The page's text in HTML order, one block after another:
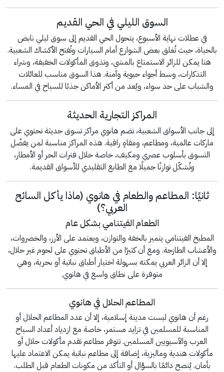
السوق الليلي في الحي القديم
في عطلات نهاية الأسبوع، يتحول الحي القديم إلى سوق ليلي نابض
بالحياة، حيث تُغلق بعض الشوارع أمام السيارات وتُفتح الأكشاك الشعبية.
هنا يمكن للزائر الاستمتاع بالمشي، وتذوق المأكولات الخفيفة، وشراء
التذكارات، وسط أجواء حيوية وآمنة. هذا السوق مناسب للعائلات
والشباب على حد سواء، ويُعد من أكثر الأماكن جذبًا للسياح في المساء.
المراكز التجارية الحديثة
إلى جانب الأسواق الشعبية، تضم هانوي مراكز تسوق حديثة تحتوي على
ماركات عالمية، ومطاعم، ومقاهٍ راقية. هذه المراكز مناسبة لمن يفضّل
التسوق بأسلوب عصري ومكيف، خاصة خلال فترات الحر أو الأمطار،
وتُشكّل توازنًا جميلًا مع الطابع التقليدي للأسواق القديمة.
ثانيًا: المطاعم والطعام في هانوي (ماذا يأكل السائح
العربي؟)
الطعام الفيتنامي بشكل عام
المطبخ الفيتنامي يتميز بالخفة والتوازن، ويعتمد على الأرز، والخضروات،
والأعشاب الطازجة. ومع أن كثيرًا من الأطباق تحتوي على لحوم غير حلال،
إلا أن الزائر العربي يمكنه بسهولة اختيار أطباق نباتية أو بحرية، وهي
متوفرة على نطاق واسع في هانوي.
المطاعم الحلال في هانوي
رغم أن هانوي ليست مدينة إسلامية، إلا أن عدد المطاعم الحلال أو
المناسبة للمسلمين في تزايد مستمر، خاصة مع ازدياد أعداد السياح
العرب والآسيويين المسلمين. تتوفر مطاعم تقدم مأكولات حلال أو
مأكولات هندية وماليزية، إضافة إلى مطاعم نباتية يمكن الاعتماد عليها
بأمان. يُنصح دائمًا بالسؤال أو التأكد من مكونات الطعام قبل الطلب.